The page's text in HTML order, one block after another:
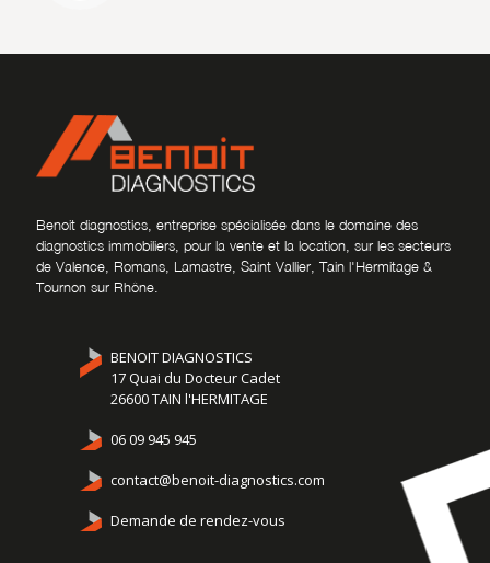
Benoit diagnostics, entreprise spécialisée dans le domaine des
diagnostics immobiliers, pour la vente et la location, sur les secteurs
de Valence, Romans, Lamastre, Saint Vallier, Tain l'Hermitage &
Tournon sur Rhône.
BENOIT DIAGNOSTICS
17 Quai du Docteur Cadet
26600 TAIN l'HERMITAGE
06 09 945 945
contact@benoit-diagnostics.com
Demande de rendez-vous